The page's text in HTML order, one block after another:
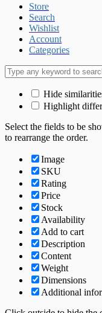
Store
Search
Wishlist
Account
Categories
Hide
Highlight
Select the fields to be
to rearrange the order.
Image
SKU
Rating
Price
Stock
Availability
Add to cart
Description
Content
Weight
Dimensions
Additional